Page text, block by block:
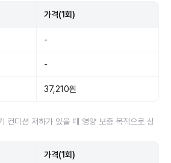
가격(1회)
-
-
37,210원
컨디션 저하가 있을 때 영양 보충 목적으로 상
가격(1회)